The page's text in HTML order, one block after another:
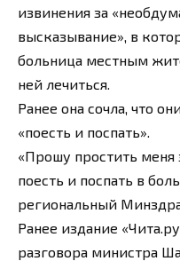
извинения за
высказывание», в
больница местным
ней лечиться.
Ранее она сочла, что
«поесть и поспать».
«Прошу простить меня
поесть и поспать в
региональный
Ранее издание
разговора министра